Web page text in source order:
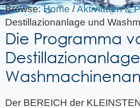
Browse: Home /Aktivitäten &
Destillazionanlage und
Die Programma
Der BEREICH der